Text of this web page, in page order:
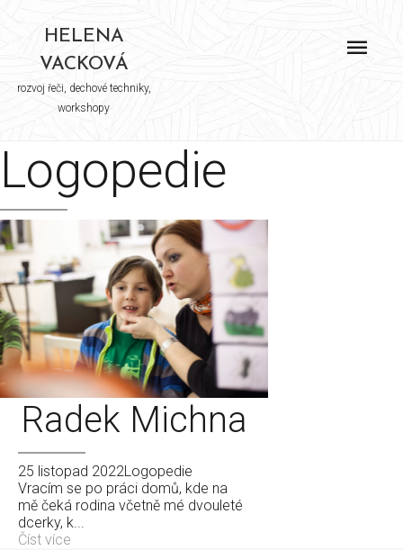
HELENA
VACKOVÁ
rozvoj řeči, dechové techniky,
workshopy
Logopedie
Radek Michna
25 listopad 2022Logopedie
Vracím se po práci domů, kde na
mě čeká rodina včetně mé dvouleté
dcerky, k...
Číst více